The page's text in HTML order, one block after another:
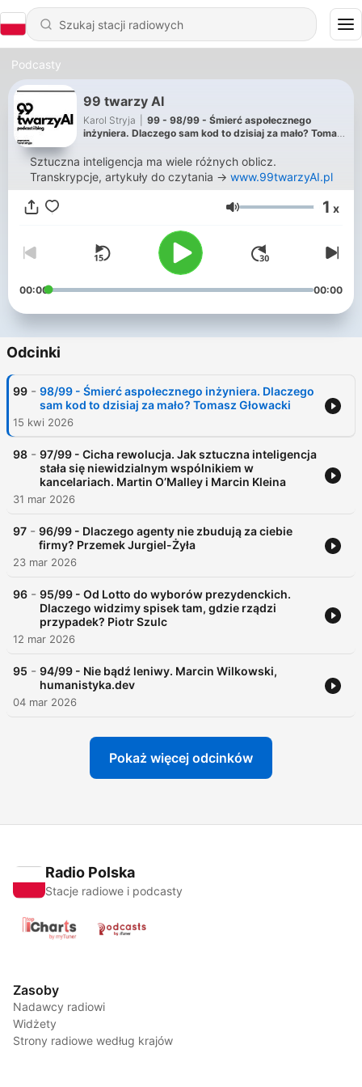
Podcasty
99 twarzy AI
Karol Stryja
99 - 98/99 - Śmierć aspołecznego
inżyniera. Dlaczego sam kod to dzisiaj za mało? Tomasz
Sztuczna inteligencja ma wiele różnych oblicz.
Transkrypcje, artykuły do czytania → www.99twarzyAI.pl
Głośność 1 x
00:00 00:00
Odcinki
99 - 98/99 - Śmierć aspołecznego inżyniera. Dlaczego
sam kod to dzisiaj za mało? Tomasz Głowacki
15 kwi 2026
98 - 97/99 - Cicha rewolucja. Jak sztuczna inteligencja
stała się niewidzialnym wspólnikiem w
kancelariach. Martin O’Malley i Marcin Kleina
31 mar 2026
97 - 96/99 - Dlaczego agenty nie zbudują za ciebie
firmy? Przemek Jurgiel-Żyła
23 mar 2026
96 - 95/99 - Od Lotto do wyborów prezydenckich.
Dlaczego widzimy spisek tam, gdzie rządzi
przypadek? Piotr Szulc
12 mar 2026
95 - 94/99 - Nie bądź leniwy. Marcin Wilkowski,
humanistyka.dev
04 mar 2026
Pokaż więcej odcinków
Radio Polska
Stacje radiowe i podcasty
Zasoby
Nadawcy radiowi
Widżety
Strony radiowe według krajów